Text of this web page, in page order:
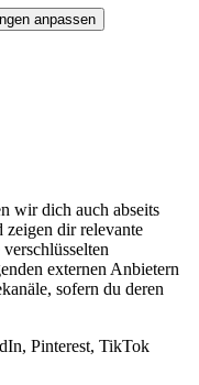
anpassen
wir dich auch abseits
zeigen dir relevante
externen Anbietern
sofern du deren
Pinterest, TikTok